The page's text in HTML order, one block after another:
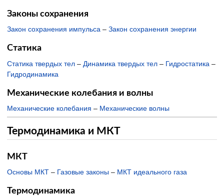
Законы сохранения
Закон сохранения импульса – Закон сохранения энергии
Статика
Статика твердых тел – Динамика твердых тел – Гидростатика –
Гидродинамика
Механические колебания и волны
Механические колебания – Механические волны
Термодинамика и МКТ
МКТ
Основы МКТ – Газовые законы – МКТ идеального газа
Термодинамика